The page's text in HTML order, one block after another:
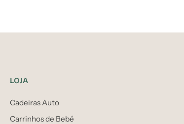
LOJA
Cadeiras Auto
Carrinhos de Bebé